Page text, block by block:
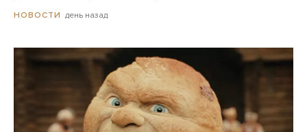
НОВОСТИ день назад